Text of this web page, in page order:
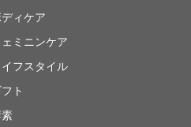
ディケア
ェミニンケア
イフスタイル
ト